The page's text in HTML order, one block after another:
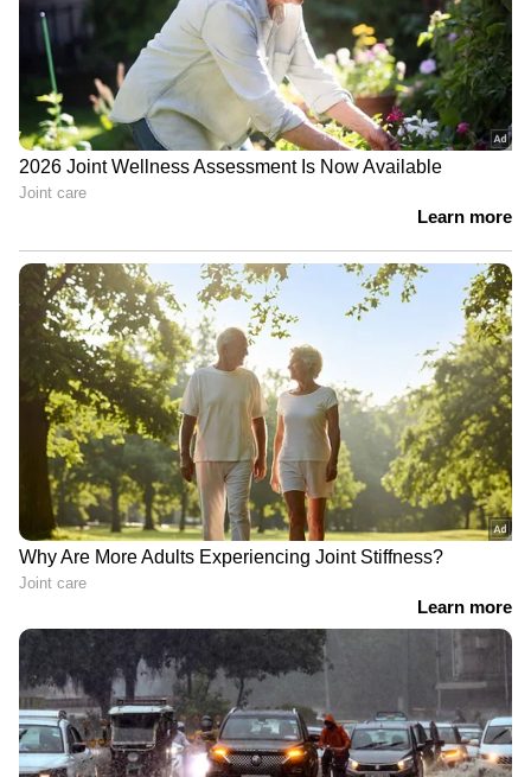
ചെന്നിത്തലയിൽ വെള്ളക്കെട്ട്; മഴ
മാറി നിൽക്കുന്നത് താത്കാലിക
ആശ്വാസം
ദില്ലിയിൽ റെഡ് അലർട്ട് പ്രഖ്യാപിച്ചു;
കനത്ത മഴ തുടരുമെന്ന് മുന്നറിയിപ്പ്